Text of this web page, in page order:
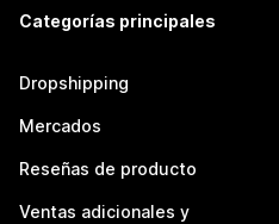
Categorías principales
Dropshipping
Mercados
Reseñas de producto
Ventas adicionales y